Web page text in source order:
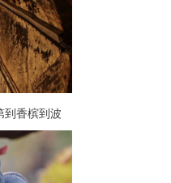
到香槟到波